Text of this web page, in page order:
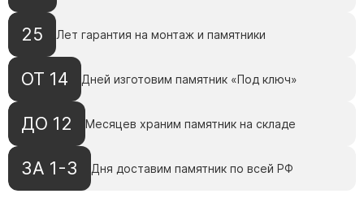
Хачкары
Памятники в форме скалы
Флагштоки
25 Лет гарантия на монтаж и памятники
ОТ 14 Дней изготовим памятник «Под ключ»
ДО 12 Месяцев храним памятник на складе
ЗА 1-3 Дня доставим памятник по всей РФ